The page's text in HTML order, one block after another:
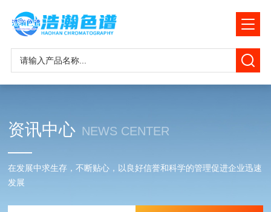
资讯中心 NEWS CENTER
在发展中求生存，不断贴心，以良好信誉和科学的管理促进企业迅速
发展